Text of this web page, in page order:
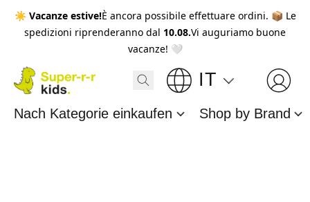
☀️ Vacanze estive!È ancora possibile effettuare ordini. 📦 Le
spedizioni riprenderanno dal 10.08.Vi auguriamo buone
vacanze! 🤍
IT
Nach Kategorie einkaufen Shop by Brand